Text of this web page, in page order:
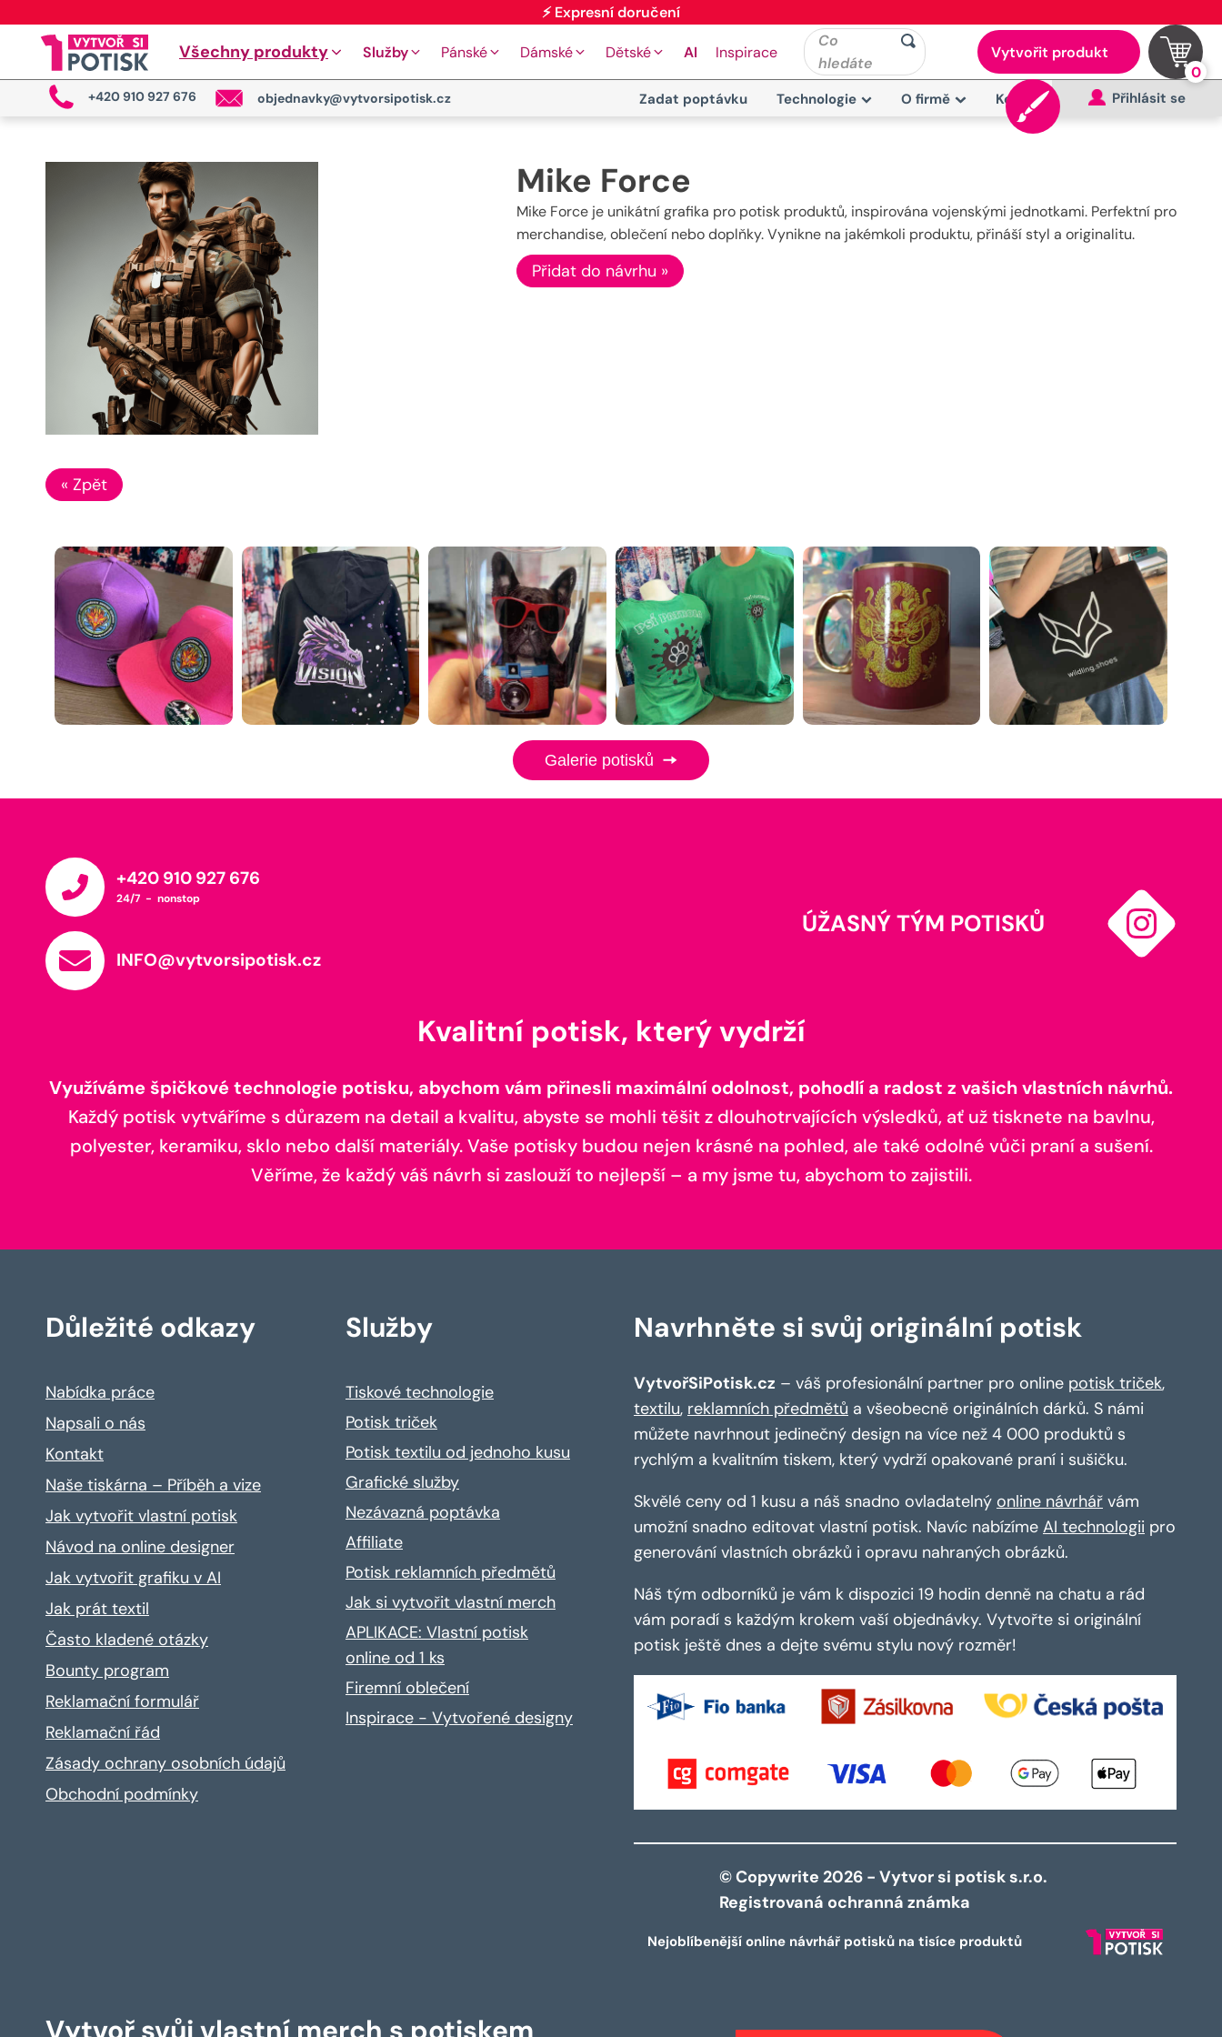
Všechny produkty Služby Pánské Dámské Dětské AI Inspirace
Co
hledáte
Vytvořit produkt
0
+420 910 927 676 objednavky@vytvorsipotisk.cz Zadat poptávku Technologie O firmě Kontakt Přihlásit se
Mike Force
Mike Force je unikátní grafika pro potisk produktů, inspirována vojenskými jednotkami. Perfektní pro
merchandise, oblečení nebo doplňky. Vynikne na jakémkoli produktu, přináší styl a originalitu.
Přidat do návrhu »
« Zpět
Galerie potisků
+420 910 927 676
24/7 - nonstop
INFO@vytvorsipotisk.cz
ÚŽASNÝ TÝM POTISKŮ
Kvalitní potisk, který vydrží
Využíváme špičkové technologie potisku, abychom vám přinesli maximální odolnost, pohodlí a radost z vašich vlastních návrhů.
Každý potisk vytváříme s důrazem na detail a kvalitu, abyste se mohli těšit z dlouhotrvajících výsledků, ať už tisknete na bavlnu,
polyester, keramiku, sklo nebo další materiály. Vaše potisky budou nejen krásné na pohled, ale také odolné vůči praní a sušení.
Věříme, že každý váš návrh si zaslouží to nejlepší – a my jsme tu, abychom to zajistili.
Důležité odkazy
Nabídka práce
Napsali o nás
Kontakt
Naše tiskárna – Příběh a vize
Jak vytvořit vlastní potisk
Návod na online designer
Jak vytvořit grafiku v AI
Jak prát textil
Často kladené otázky
Bounty program
Reklamační formulář
Reklamační řád
Zásady ochrany osobních údajů
Obchodní podmínky
Služby
Tiskové technologie
Potisk triček
Potisk textilu od jednoho kusu
Grafické služby
Nezávazná poptávka
Affiliate
Potisk reklamních předmětů
Jak si vytvořit vlastní merch
APLIKACE: Vlastní potisk
online od 1 ks
Firemní oblečení
Inspirace - Vytvořené designy
Navrhněte si svůj originální potisk
VytvořSiPotisk.cz – váš profesionální partner pro online potisk triček,
textilu, reklamních předmětů a všeobecně originálních dárků. S námi
můžete navrhnout jedinečný design na více než 4 000 produktů s
rychlým a kvalitním tiskem, který vydrží opakované praní i sušičku.
Skvělé ceny od 1 kusu a náš snadno ovladatelný online návrhář vám
umožní snadno editovat vlastní potisk. Navíc nabízíme AI technologii pro
generování vlastních obrázků i opravu nahraných obrázků.
Náš tým odborníků je vám k dispozici 19 hodin denně na chatu a rád
vám poradí s každým krokem vaší objednávky. Vytvořte si originální
potisk ještě dnes a dejte svému stylu nový rozměr!
© Copywrite 2026 - Vytvor si potisk s.r.o.
Registrovaná ochranná známka
Nejoblíbenější online návrhář potisků na tisíce produktů